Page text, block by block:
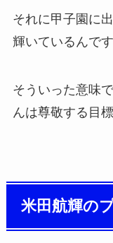
それに甲子園に
輝いているんです
そういった意味
んは尊敬する目
米田航輝の